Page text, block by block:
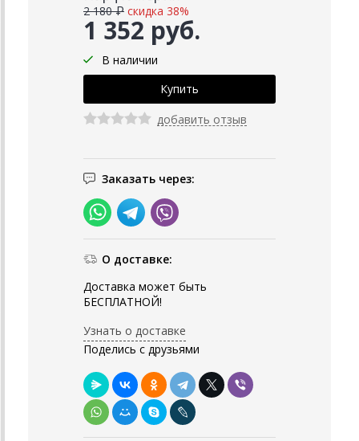
1 352 руб.
2 180 ₽ скидка 38%
В наличии
добавить отзыв
Заказать через:
О доставке:
Доставка может быть
БЕСПЛАТНОЙ!
Узнать о доставке
Поделись с друзьями